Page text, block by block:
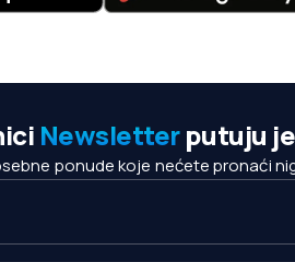
Newsletterputuju
ponude koje nećete pronaći